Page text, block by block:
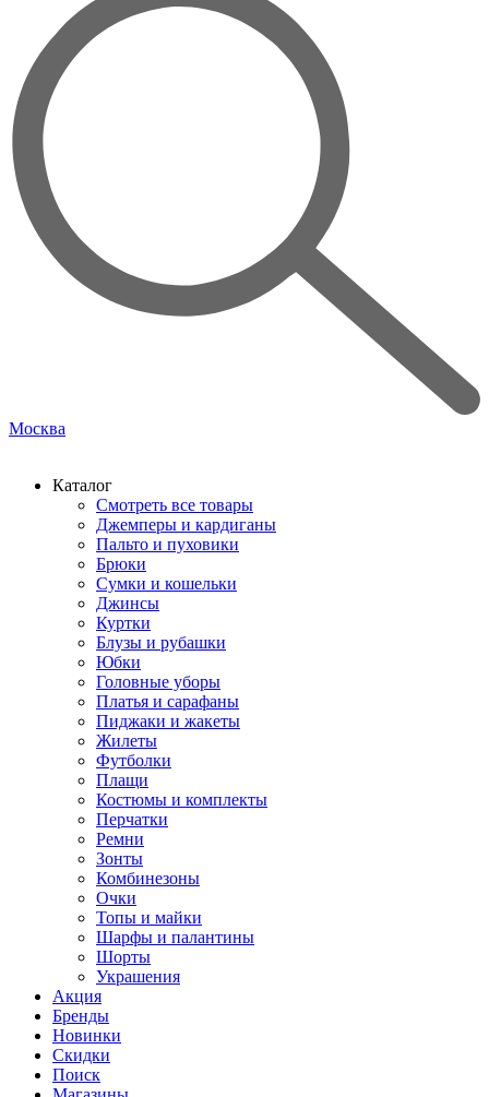
Москва
Каталог
Смотреть все товары
Джемперы и кардиганы
Пальто и пуховики
Брюки
Сумки и кошельки
Джинсы
Куртки
Блузы и рубашки
Юбки
Головные уборы
Платья и сарафаны
Пиджаки и жакеты
Жилеты
Футболки
Плащи
Костюмы и комплекты
Перчатки
Ремни
Зонты
Комбинезоны
Очки
Топы и майки
Шарфы и палантины
Шорты
Украшения
Акция
Бренды
Новинки
Скидки
Поиск